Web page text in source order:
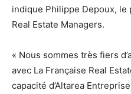
indique Philippe Depoux, le
Real Estate Managers.
« Nous sommes très fiers
avec La Française Real
capacité d’Altarea